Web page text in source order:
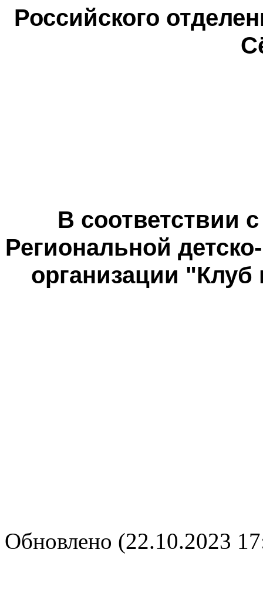
Российского
В соответствии
Региональной
организации
Обновлено (22.10.2023